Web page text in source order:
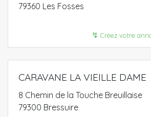
79360 Les Fosses
↯ Créez votre
CARAVANE LA VIEILLE DAME
8 Chemin de la Touche Breuillaise
79300 Bressuire